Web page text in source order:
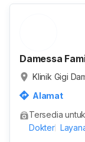
Damessa
Klinik Gigi
Alamat
Tersedia
Dokter